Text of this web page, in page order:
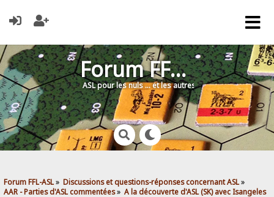
Forum FFL-ASL
ASL pour les nuls … et les autres !
Forum FFL-ASL» Discussions et questions-réponses concernant ASL»
AAR - Parties d'ASL commentées» A la découverte d'ASL (SK) avec Isangeles